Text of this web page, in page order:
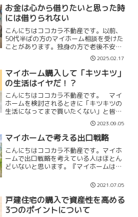
お金は心から借りたいと思った時
には借りられない
こんにちはココカラ不動産です。以前、
50代半ばの方のマイホーム相談を受けた
ことがあります。独身の方で老後不安か
らマイホームを持ちたいというご相談で
す。収入は400万円前後で、自己資金は
あまりお持ちではなかったです。仕事
上、現在の住まいエリア...
2025.02.17
マイホーム購入して「キツキツ」
の生活はイヤだ！？
こんにちはココカラ不動産です。 マイ
ホームを検討されるときに「キツキツの
生活になってまで買いたくない」と皆さ
ん考えています。私もマイホーム購入で
そのような生活になりたくありません。
出来ることなら「負担感」を感じない程
度の返済額が良いと思って...
2023.09.05
マイホームで考える出口戦略
こんにちはココカラ不動産です。マイホ
ームで出口戦略を考えている人はほとん
どいないと思います。『マイホームは一
ている方は多いからです。私はそうは考
えておりません。そもそもマイホームは
一生持ちません。戸建な...
2021.07.05
戸建住宅の購入で資産性を高める
3つのポイントについて